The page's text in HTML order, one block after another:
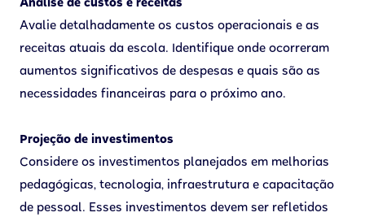
Análise de custos e receitas
Avalie detalhadamente os custos operacionais e as
receitas atuais da escola. Identifique onde ocorreram
aumentos significativos de despesas e quais são as
necessidades financeiras para o próximo ano.
Projeção de investimentos
Considere os investimentos planejados em melhorias
pedagógicas, tecnologia, infraestrutura e capacitação
de pessoal. Esses investimentos devem ser refletidos